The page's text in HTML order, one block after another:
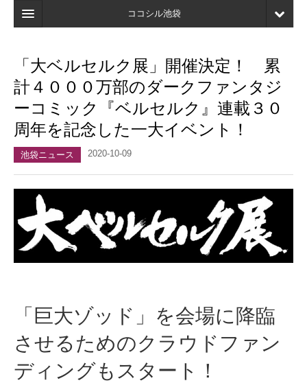
ココシル池袋
検索
店舗・施設最新情報
口コミ
マイページ
「大ベルセルク展」開催決定！ 累
計４０００万部のダークファンタジ
ーコミック『ベルセルク』連載３０
周年を記念した一大イベント！
池袋ニュース 2020-10-09
「巨大ゾッド」を会場に降臨
させるためのクラウドファン
ディングもスタート！